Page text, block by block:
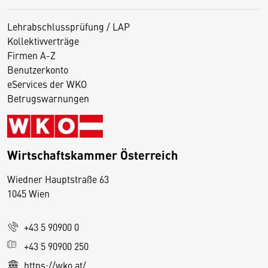
Lehrabschlussprüfung / LAP
Kollektivverträge
Firmen A-Z
Benutzerkonto
eServices der WKO
Betrugswarnungen
Wirtschaftskammer Österreich
Wiedner Hauptstraße 63
1045 Wien
+43 5 90900 0
+43 5 90900 250
https://wko.at/
D
s
e
S